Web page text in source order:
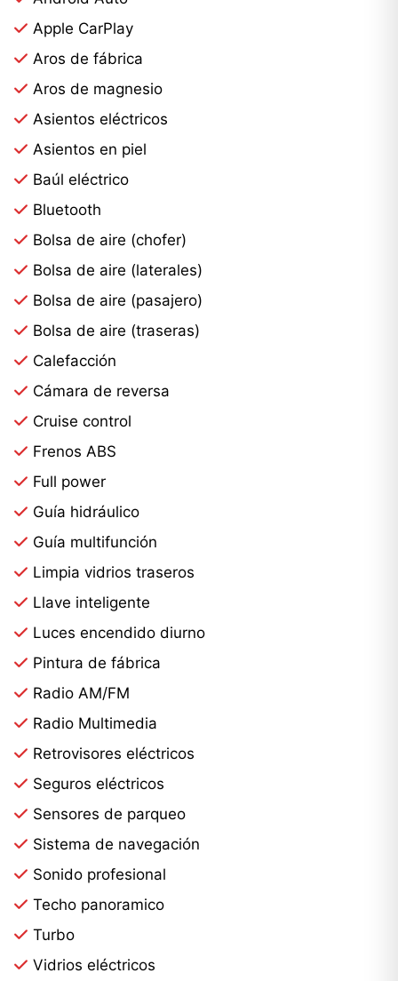
Apple CarPlay
Aros de fábrica
Aros de magnesio
Asientos eléctricos
Asientos en piel
Baúl eléctrico
Bluetooth
Bolsa de aire (chofer)
Bolsa de aire (laterales)
Bolsa de aire (pasajero)
Bolsa de aire (traseras)
Calefacción
Cámara de reversa
Cruise control
Frenos ABS
Full power
Guía hidráulico
Guía multifunción
Limpia vidrios traseros
Llave inteligente
Luces encendido diurno
Pintura de fábrica
Radio AM/FM
Radio Multimedia
Retrovisores eléctricos
Seguros eléctricos
Sensores de parqueo
Sistema de navegación
Sonido profesional
Techo panoramico
Turbo
Vidrios eléctricos